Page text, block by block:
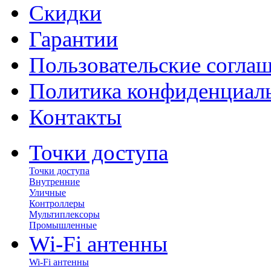
Скидки
Гарантии
Пользовательские
Политика
Контакты
Точки доступа
Точки доступа
Внутренние
Уличные
Контроллеры
Мультиплексоры
Промышленные
Wi-Fi антенны
Wi-Fi антенны